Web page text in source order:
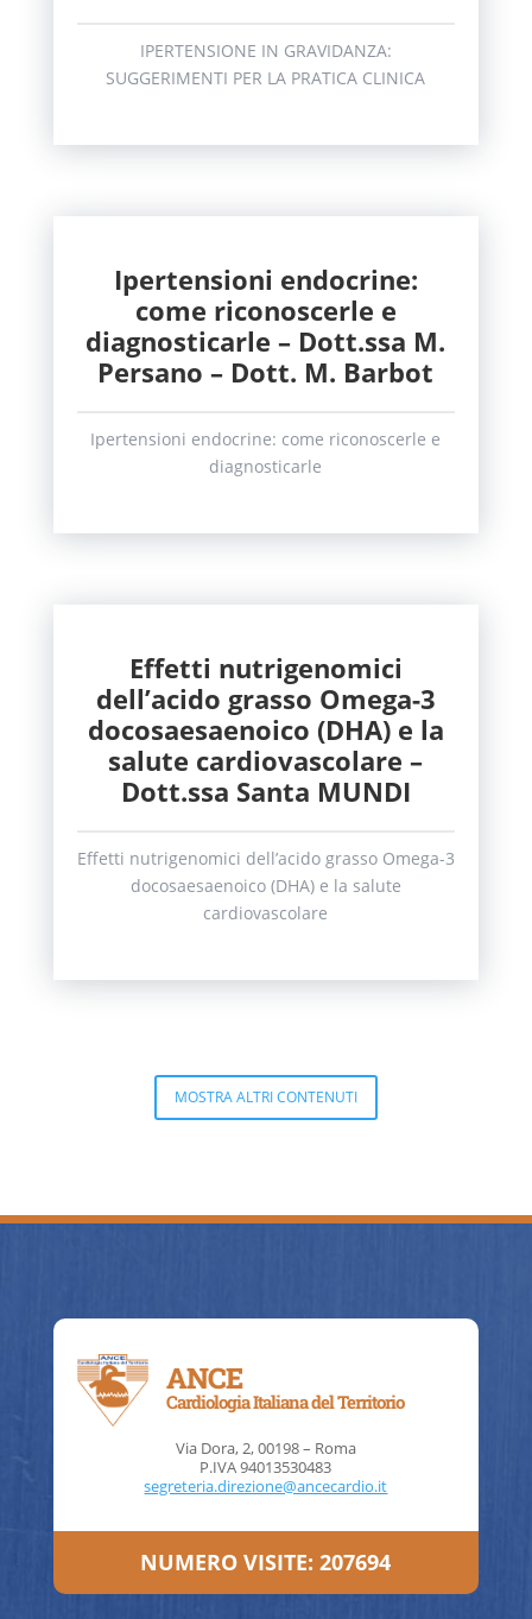
IPERTENSIONE IN GRAVIDANZA:
SUGGERIMENTI PER LA PRATICA CLINICA
Ipertensioni endocrine:
come riconoscerle e
diagnosticarle – Dott.ssa M.
Persano – Dott. M. Barbot
Ipertensioni endocrine: come riconoscerle e
diagnosticarle
Effetti nutrigenomici
dell’acido grasso Omega-3
docosaesaenoico (DHA) e la
salute cardiovascolare –
Dott.ssa Santa MUNDI
Effetti nutrigenomici dell’acido grasso Omega-3
docosaesaenoico (DHA) e la salute
cardiovascolare
MOSTRA ALTRI CONTENUTI
ANCE
Cardiologia Italiana del Territorio
Via Dora, 2, 00198 – Roma
P.IVA 94013530483
segreteria.direzione@ancecardio.it
NUMERO VISITE:207694